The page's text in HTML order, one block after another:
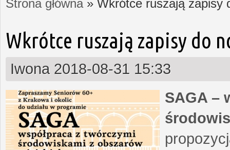
Jesteś tutaj
Strona główna» Wkrótce ruszają zapisy
Wkrótce ruszają zapisy do
Iwona 2018-08-31 15:33
SAGA –